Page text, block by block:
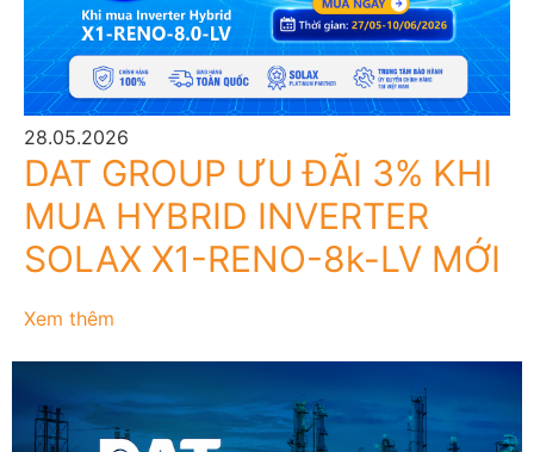
28.05.2026
DAT GROUP ƯU ĐÃI 3% KHI
MUA HYBRID INVERTER
SOLAX X1-RENO-8k-LV MỚI
Xem thêm